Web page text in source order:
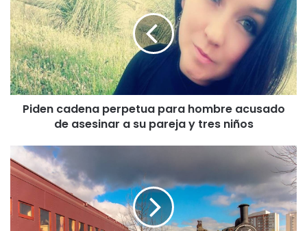
e
n
c
a
d
e
r
p
u
Piden cadena perpetua para hombre acusado
de asesinar a su pareja y tres niños
e
t
i
n